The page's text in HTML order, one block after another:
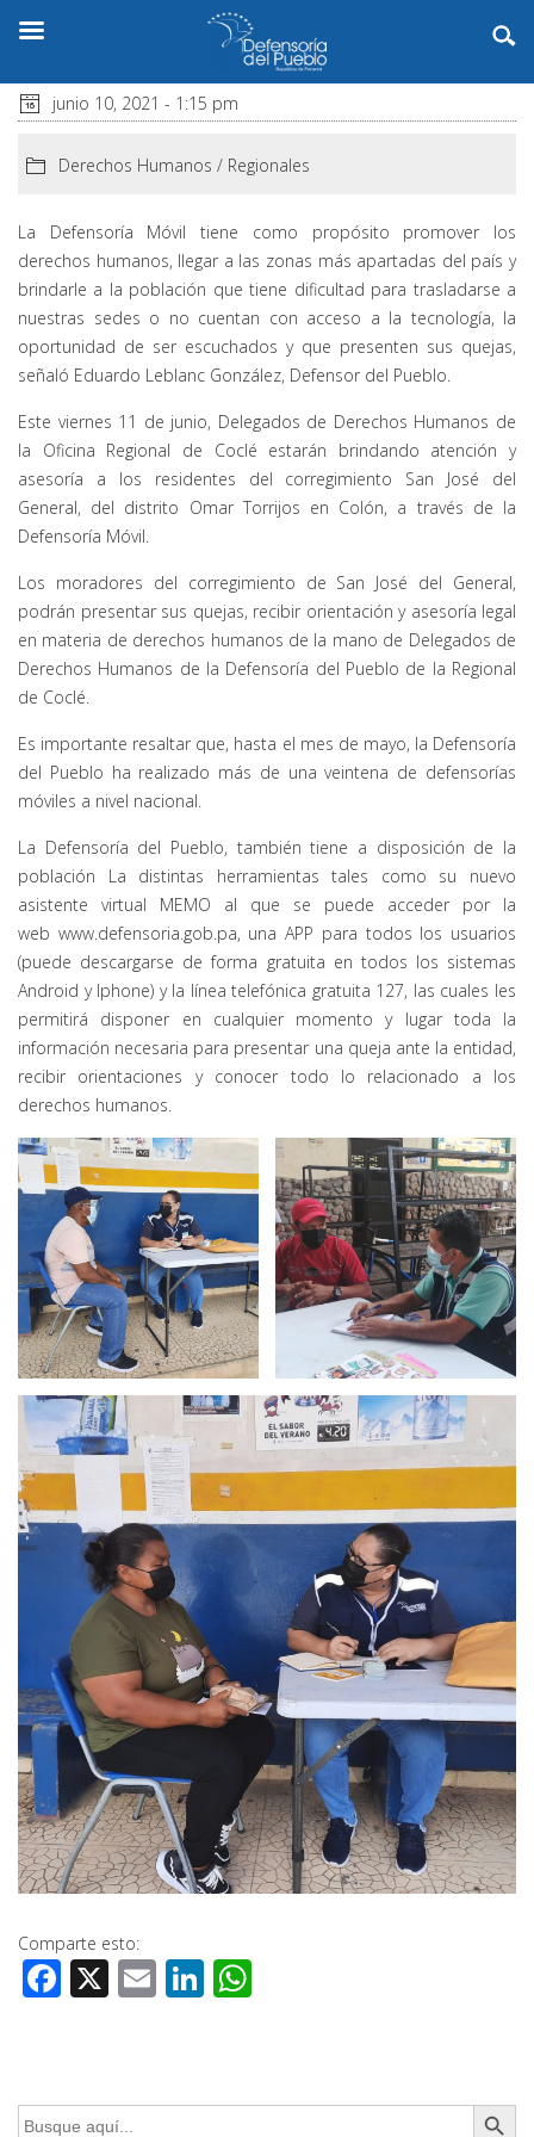
junio 10, 2021 - 1:15 pm
Derechos Humanos / Regionales
La Defensoría Móvil tiene como propósito promover los
derechos humanos, llegar a las zonas más apartadas del país y
brindarle a la población que tiene dificultad para trasladarse a
nuestras sedes o no cuentan con acceso a la tecnología, la
oportunidad de ser escuchados y que presenten sus quejas,
señaló Eduardo Leblanc González, Defensor del Pueblo.
Este viernes 11 de junio, Delegados de Derechos Humanos de
la Oficina Regional de Coclé estarán brindando atención y
asesoría a los residentes del corregimiento San José del
General, del distrito Omar Torrijos en Colón, a través de la
Defensoría Móvil.
Los moradores del corregimiento de San José del General,
podrán presentar sus quejas, recibir orientación y asesoría legal
en materia de derechos humanos de la mano de Delegados de
Derechos Humanos de la Defensoría del Pueblo de la Regional
de Coclé.
Es importante resaltar que, hasta el mes de mayo, la Defensoría
del Pueblo ha realizado más de una veintena de defensorías
móviles a nivel nacional.
La Defensoría del Pueblo, también tiene a disposición de la
población La distintas herramientas tales como su nuevo
asistente virtual MEMO al que se puede acceder por la
web www.defensoria.gob.pa, una APP para todos los usuarios
(puede descargarse de forma gratuita en todos los sistemas
Android y Iphone) y la línea telefónica gratuita 127, las cuales les
permitirá disponer en cualquier momento y lugar toda la
información necesaria para presentar una queja ante la entidad,
recibir orientaciones y conocer todo lo relacionado a los
derechos humanos.
Comparte esto:
Facebook
X EmailLinkedIn
Buscar: Botón de